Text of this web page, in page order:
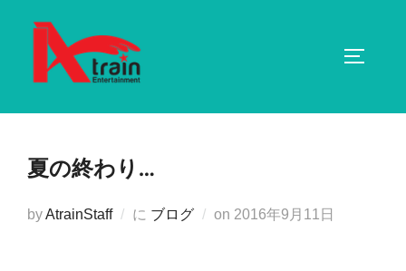
ツ
夏の終わり…
byAtrainStaff に ブログ on 投
2016年9月11日